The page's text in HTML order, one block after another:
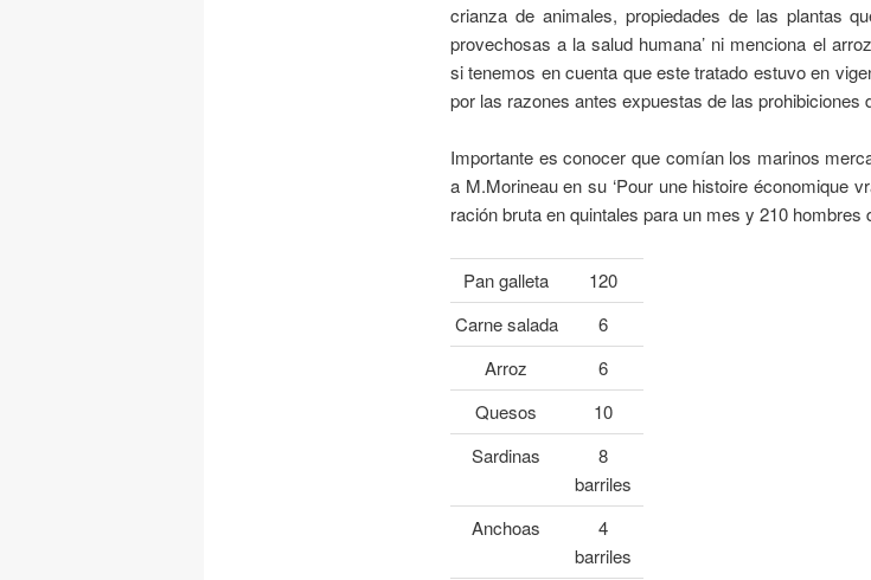
crianza de animales, propiedades de las plantas
provechosas a la salud humana’ ni menciona el
si tenemos en cuenta que este tratado estuvo en
por las razones antes expuestas de las prohibiciones
Importante es conocer que comían los marinos
a M.Morineau en su ‘Pour une histoire économique
ración bruta en quintales para un mes y 210 hombres
Pan galleta
120
Carne salada
6
Arroz
6
Quesos
10
Sardinas
8
barriles
Anchoas
4
barriles